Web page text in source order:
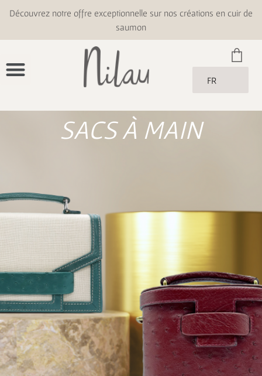
Découvrez notre offre exceptionnelle sur nos créations en cuir de
saumon
FR
SACS À MAIN